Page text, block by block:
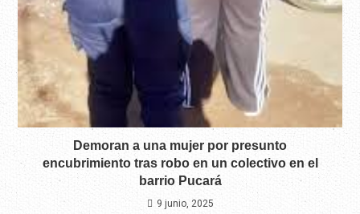
Demoran a una mujer por presunto
encubrimiento tras robo en un colectivo en el
barrio Pucará
9 junio, 2025